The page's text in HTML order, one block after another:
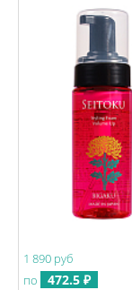
1 890 руб
по
472.5 ₽